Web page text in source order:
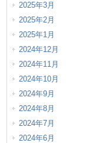
2025年3月
2025年2月
2025年1月
2024年12月
2024年11月
2024年10月
2024年9月
2024年8月
2024年7月
2024年6月